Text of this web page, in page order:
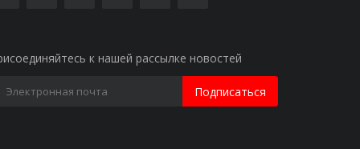
к нашей рассылке новостей
Подписаться